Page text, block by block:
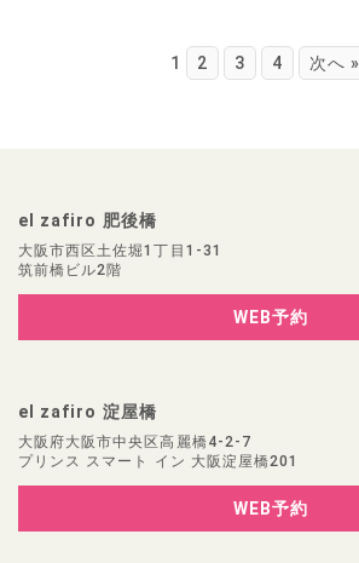
1 2 3 4 次へ »
el zafiro 肥後橋
大阪市西区土佐堀1丁目1-31
筑前橋ビル2階
WEB予約
el zafiro 淀屋橋
大阪府大阪市中央区高麗橋4-2-7
プリンス スマート イン 大阪淀屋橋201
WEB予約